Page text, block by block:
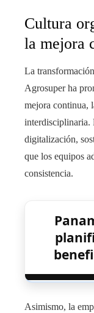
Cultura
la mejora
La
Agrosuper ha
mejora continua,
interdisciplinaria.
digitalización,
que los equipos
consistencia.
Asimismo, la